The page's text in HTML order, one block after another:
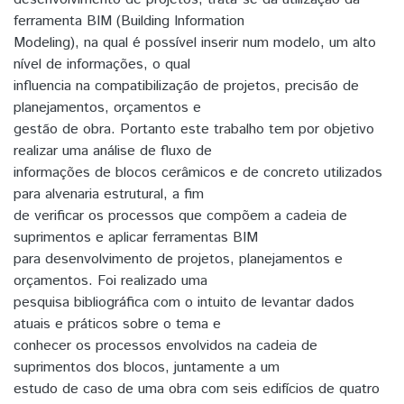
ferramenta BIM (Building Information
Modeling), na qual é possível inserir num modelo, um alto
nível de informações, o qual
influencia na compatibilização de projetos, precisão de
planejamentos, orçamentos e
gestão de obra. Portanto este trabalho tem por objetivo
realizar uma análise de fluxo de
informações de blocos cerâmicos e de concreto utilizados
para alvenaria estrutural, a fim
de verificar os processos que compõem a cadeia de
suprimentos e aplicar ferramentas BIM
para desenvolvimento de projetos, planejamentos e
orçamentos. Foi realizado uma
pesquisa bibliográfica com o intuito de levantar dados
atuais e práticos sobre o tema e
conhecer os processos envolvidos na cadeia de
suprimentos dos blocos, juntamente a um
estudo de caso de uma obra com seis edifícios de quatro